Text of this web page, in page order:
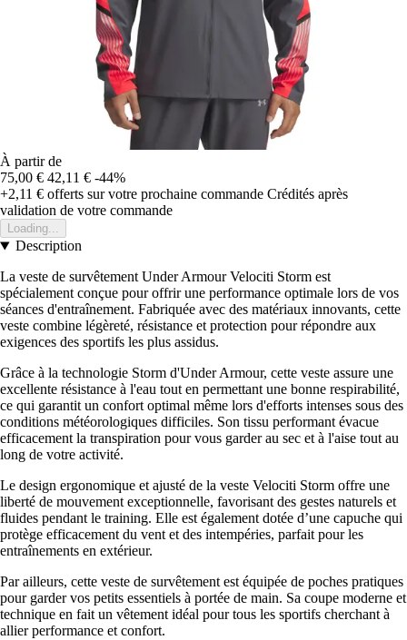
À partir de
75,00 € 42,11 € -44%
+2,11 € offerts sur votre prochaine commande Crédités après
validation de votre commande
Loading...
Description
La veste de survêtement Under Armour Velociti Storm est
spécialement conçue pour offrir une performance optimale lors de vos
séances d'entraînement. Fabriquée avec des matériaux innovants, cette
veste combine légèreté, résistance et protection pour répondre aux
exigences des sportifs les plus assidus.
Grâce à la technologie Storm d'Under Armour, cette veste assure une
excellente résistance à l'eau tout en permettant une bonne respirabilité,
ce qui garantit un confort optimal même lors d'efforts intenses sous des
conditions météorologiques difficiles. Son tissu performant évacue
efficacement la transpiration pour vous garder au sec et à l'aise tout au
long de votre activité.
Le design ergonomique et ajusté de la veste Velociti Storm offre une
liberté de mouvement exceptionnelle, favorisant des gestes naturels et
fluides pendant le training. Elle est également dotée d’une capuche qui
protège efficacement du vent et des intempéries, parfait pour les
entraînements en extérieur.
Par ailleurs, cette veste de survêtement est équipée de poches pratiques
pour garder vos petits essentiels à portée de main. Sa coupe moderne et
technique en fait un vêtement idéal pour tous les sportifs cherchant à
allier performance et confort.